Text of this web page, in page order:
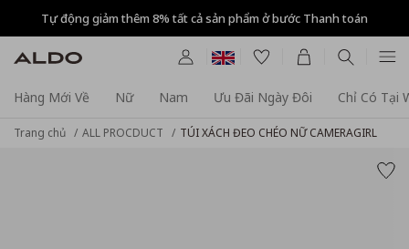
Tự động giảm thêm 8% tất cả sản phẩm ở bước Thanh toán
Hàng Mới Về Nữ Nam Ưu Đãi Ngày Đôi Chỉ Có Tại
Trang chủ ALL PROCDUCT TÚI XÁCH ĐEO CHÉO NỮ CAMERAGIRL